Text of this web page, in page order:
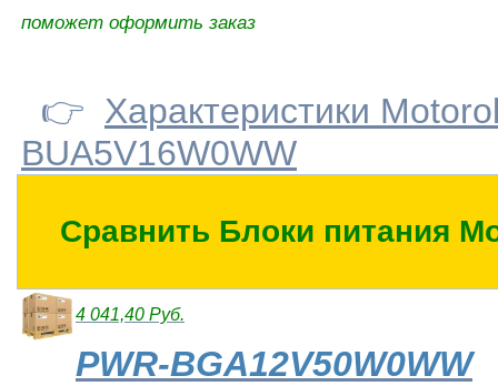
поможет оформить заказ
👉 Характеристики
BUA5V16W0WW
Сравнить Блоки питания
4 041,40 Руб.
PWR-BGA12V50W0WW